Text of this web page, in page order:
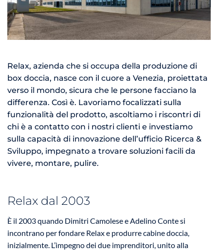
Relax, azienda che si occupa della produzione di
box doccia, nasce con il cuore a Venezia, proiettata
verso il mondo, sicura che le persone facciano la
differenza. Così è. Lavoriamo focalizzati sulla
funzionalità del prodotto, ascoltiamo i riscontri di
chi è a contatto con i nostri clienti e investiamo
sulla capacità di innovazione dell’ufficio Ricerca &
Sviluppo, impegnato a trovare soluzioni facili da
vivere, montare, pulire.
Relax dal 2003
È il 2003 quando Dimitri Camolese e Adelino Conte si
incontrano per fondare Relax e produrre cabine doccia,
inizialmente. L’impegno dei due imprenditori, unito alla